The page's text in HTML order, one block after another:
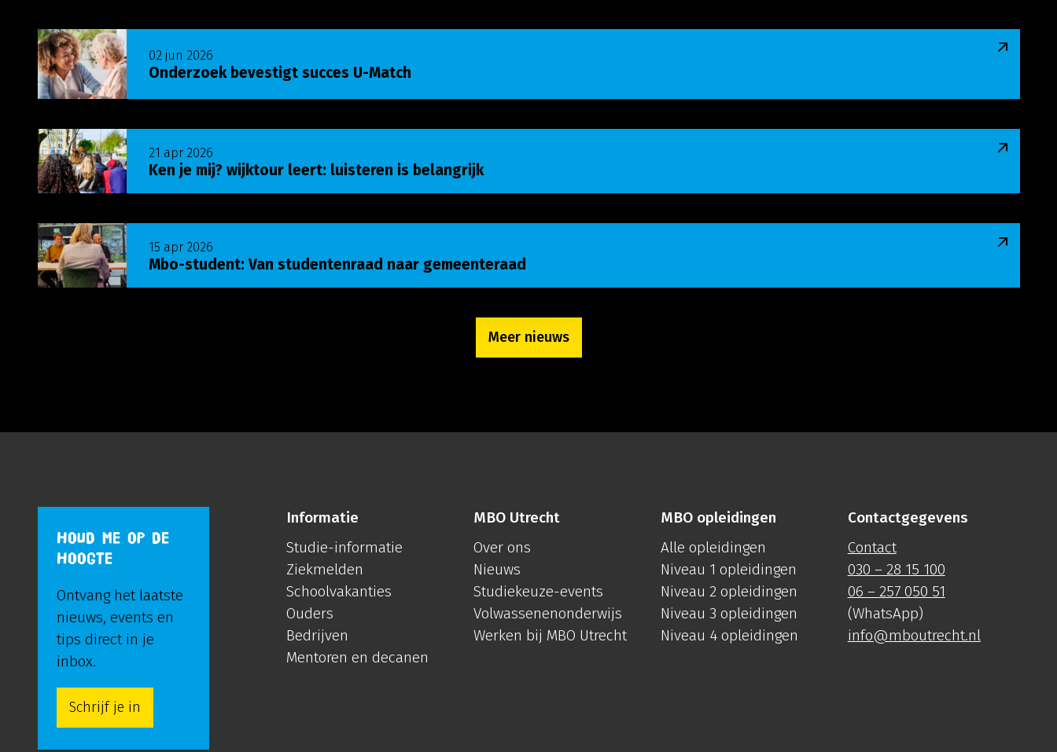
Onderzoek bevestigt succes U-Match
02 jun 2026
Lees meer over Onderzoek bevestigt succes U-Match
Ken je mij? wijktour leert: luisteren is belangrijk
21 apr 2026
Lees meer over Ken je mij? wijktour leert: luisteren is belangrijk
Mbo-student: Van studentenraad naar gemeenteraad
15 apr 2026
Lees meer over Mbo-student: Van studentenraad naar gemeenteraad
Meer nieuws
HOUD ME OP DE
HOOGTE
Ontvang het laatste
nieuws, events en
tips direct in je
inbox.
Schrijf je in
Informatie
Studie-informatie
Ziekmelden
Schoolvakanties
Ouders
Bedrijven
Mentoren en decanen
MBO Utrecht
Over ons
Nieuws
Studiekeuze-events
Volwassenenonderwijs
Werken bij MBO Utrecht
MBO opleidingen
Alle opleidingen
Niveau 1 opleidingen
Niveau 2 opleidingen
Niveau 3 opleidingen
Niveau 4 opleidingen
Contactgegevens
Contact
030 – 28 15 100
06 – 257 050 51
(WhatsApp)
info@mboutrecht.nl